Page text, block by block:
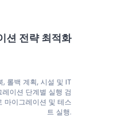
션 전략 최적화
롤백 계획, 시설 및 IT
이션 단계별 실행 검
마이그레이션 및 테스
트 실행.